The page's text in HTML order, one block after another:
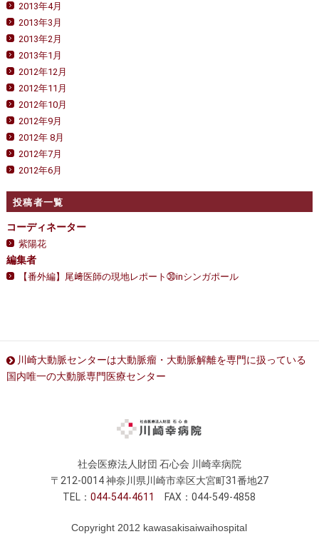
2013年4月
2013年3月
2013年2月
2013年1月
2012年12月
2012年11月
2012年10月
2012年9月
2012年 8月
2012年7月
2012年6月
投稿者一覧
コーディネーター
紫陽花
編集者
【番外編】尾﨑医師の現地レポート㉚inシンガポール
川崎大動脈センターは大動脈瘤・大動脈解離を専門に扱っている
国内唯一の大動脈専門医療センター
社会医療法人財団 石心会 川崎幸病院
〒212-0014 神奈川県川崎市幸区大宮町31番地27
TEL：044 544 4611 FAX：044-549-4858
Copyright 2012 kawasakisaiwaihospital